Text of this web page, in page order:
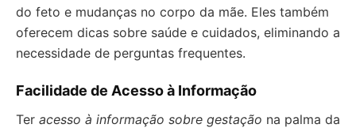
do feto e mudanças no corpo da mãe. Eles também
oferecem dicas sobre saúde e cuidados, eliminando a
necessidade de perguntas frequentes.
Facilidade de Acesso à Informação
Ter acesso à informação sobre gestação na palma da